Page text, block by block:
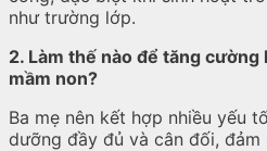
như trường lớp.
2. Làm thế nào để tăng
mầm non?
Ba mẹ nên kết hợp nhiều yếu
dưỡng đầy đủ và cân đối,